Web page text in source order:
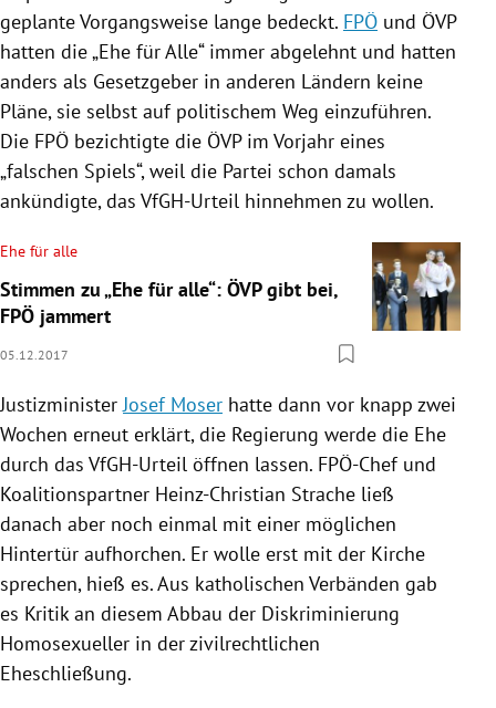
geplante Vorgangsweise lange bedeckt. FPÖ und ÖVP
hatten die „Ehe für Alle“ immer abgelehnt und hatten
anders als Gesetzgeber in anderen Ländern keine
Pläne, sie selbst auf politischem Weg einzuführen.
Die FPÖ bezichtigte die ÖVPim Vorjahr eines
„falschen Spiels“, weil die Partei schon damals
ankündigte, das VfGH-Urteil hinnehmen zu wollen.
Ehe für alle
Stimmen zu „Ehe für alle“: ÖVP gibt bei,
FPÖ jammert
05.12.2017
JustizministerJosef Moser hatte dann vor knapp zwei
Wochen erneut erklärt, die Regierung werde die Ehe
durch das VfGH-Urteil öffnen lassen. FPÖ-Chef und
Koalitionspartner Heinz-Christian Strache ließ
danach aber noch einmal mit einer möglichen
Hintertür aufhorchen. Er wolle erst mit der Kirche
sprechen, hieß es. Aus katholischen Verbänden gab
es Kritik an diesem Abbau der Diskriminierung
Homosexueller in der zivilrechtlichen
Eheschließung.